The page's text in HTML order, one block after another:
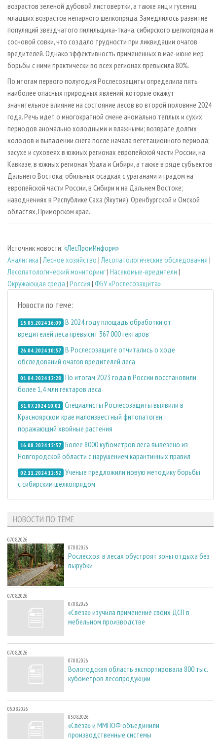
возрастов зеленой дубовой листовертки, а также яиц и гусениц
младших возрастов непарного шелкопряда. Замедлилось развитие
популяций звездчатого пилильщика-ткача, сибирского шелкопряда и
сосновой совки, что создало трудности при ликвидации очагов
вредителей. Однако эффективность примененных в мае-июне мер
борьбы с ними практически во всех регионах превысила 80%.
По итогам первого полугодия Рослесозащиты определила пять
наиболее опасных природных явлений, которые окажут
значительное влияние на состояние лесов во второй половине 2024
года. Речь идет о многократной смене аномально теплых и сухих
периодов аномально холодными и влажными; возврате долгих
холодов и выпадении снега после начала вегетационного периода;
засухе и суховеях в южных регионах европейской части России, на
Кавказе, в южных регионах Урала и Сибири, а также в ряде субъектов
Дальнего Востока; обильных осадках с ураганами и градом на
европейской части России, в Сибири и на Дальнем Востоке;
наводнениях в Республике Саха (Якутия), Оренбургской и Омской
областях, Приморском крае.
Источник новости: «ЛесПромИнформ»
Аналитика |Лесное хозяйство |Лесопатологические обследования |
Лесопатологический мониторинг| Насекомые-вредители |
Окружающая среда | Россия | ФБУ «Рослесозащита»
Новости по теме:
15.05.2024 16:09 В 2024 году площадь обработки от
вредителей леса превысит 367 000 гектаров
26.04.2024 10:57 В Рослесозащите отчитались о ходе
обследований очагов вредителей леса
01.04.2024 12:28 По итогам 2023 года в России восстановили
более 1,4 млн гектаров леса
31.07.2024 10:01 Специалисты Рослесозащиты выявили в
Красноярском крае малоизвестный фитопатоген,
поражающий хвойные растения
16.08.2024 15:37 Более 8000 кубометров леса вывезено из
Новгородской области с нарушением карантинных правил
02.11.2024 12:52 Ученые предложили новую методику борьбы
с сибирским шелкопрядом
НОВОСТИ ПО ТЕМЕ
07.08.2026
07.08.2026
Рослесхоз: в лесах обустроят зоны отдыха без
вырубки
07.08.2026
07.08.2026
«Свеза» изучила применение своих ДСП в
мебельном производстве
07.08.2026
07.08.2026
Вологодская область экспортировала 800 тыс.
кубометров лесопродукции
05.08.2026
05.08.2026
«Свеза» и ММПОФ объединили
производственные системы